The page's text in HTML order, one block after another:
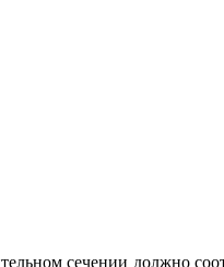
сечении должно